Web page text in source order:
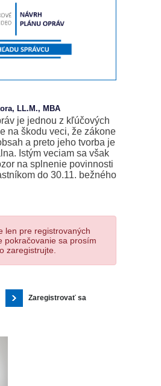
LL.M., MBA
je jednou z kľúčových
na škodu veci, že zákone
a preto jeho tvorba je
Istým veciam sa však
na splnenie povinnosti
do 30.11. bežného
len pre registrovaných
pokračovanie sa prosím
zaregistrujte.
Zaregistrovať sa